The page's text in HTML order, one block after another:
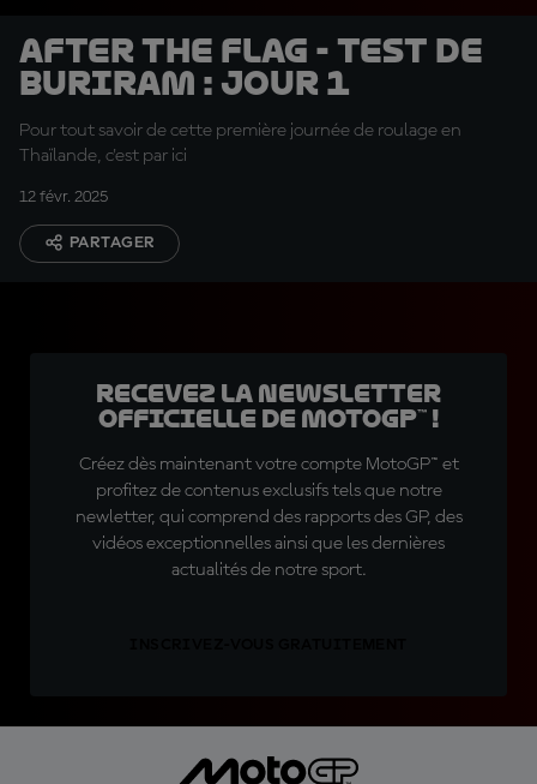
After the Flag - Test de
Buriram : jour 1
Pour tout savoir de cette première journée de roulage en
Thaïlande, c'est par ici
12 févr. 2025
PARTAGER
Recevez la Newsletter
officielle de MotoGP™ !
Créez dès maintenant votre compte MotoGP™ et
profitez de contenus exclusifs tels que notre
newletter, qui comprend des rapports des GP, des
vidéos exceptionnelles ainsi que les dernières
actualités de notre sport.